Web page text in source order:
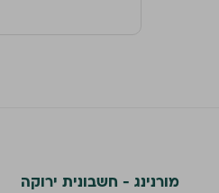
מורנינג - חשבונית ירוקה